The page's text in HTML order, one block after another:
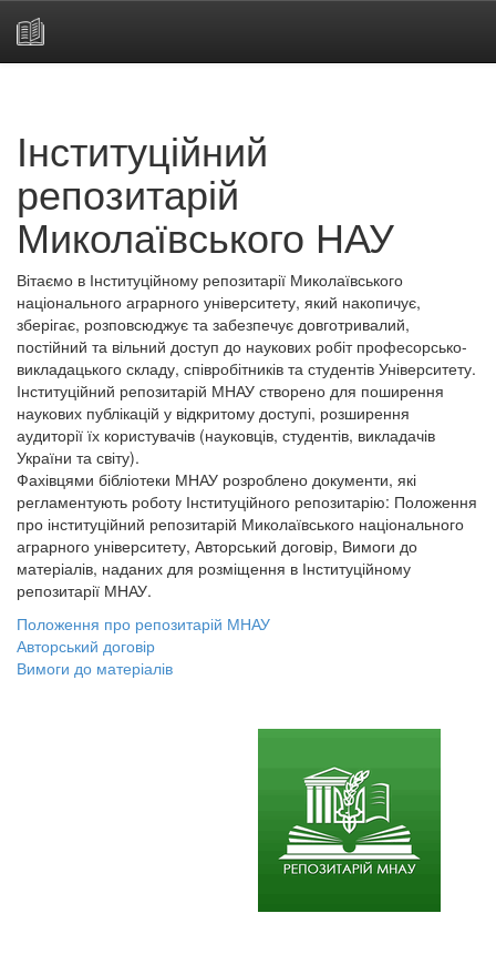
Інституційний
репозитарій
Миколаївського НАУ
Вітаємо в Інституційному репозитарії Миколаївського
національного аграрного університету, який накопичує,
зберігає, розповсюджує та забезпечує довготривалий,
постійний та вільний доступ до наукових робіт професорсько-
викладацького складу, співробітників та студентів Університету.
Інституційний репозитарій МНАУ створено для поширення
наукових публікацій у відкритому доступі, розширення
аудиторії їх користувачів (науковців, студентів, викладачів
України та світу).
Фахівцями бібліотеки МНАУ розроблено документи, які
регламентують роботу Інституційного репозитарію: Положення
про інституційний репозитарій Миколаївського національного
аграрного університету, Авторський договір, Вимоги до
матеріалів, наданих для розміщення в Інституційному
репозитарії МНАУ.
Положення про репозитарій МНАУ
Авторський договір
Вимоги до матеріалів